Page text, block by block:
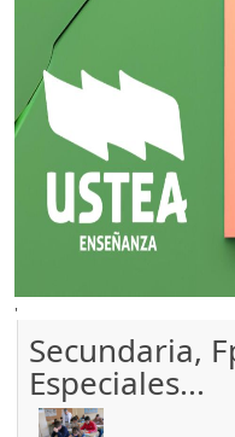
'
Secundaria,
Especiales...